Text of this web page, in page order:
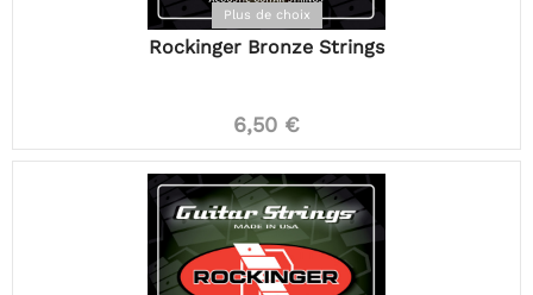
Plus de choix
Rockinger Bronze Strings
6,50 €